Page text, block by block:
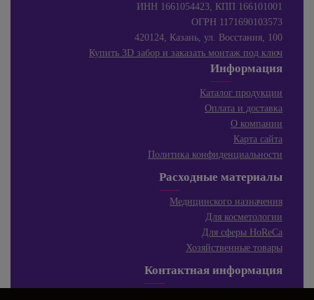
ИНН 1661054423, КПП 166101001
ОГРН 1171690103573
420124, Казань, ул. Восстания, 100
Купить 3D забор и заказать монтаж под ключ
Информация
Каталог продукции
Оплата и доставка
О компании
Карта сайта
Политика конфиденциальности
Расходные материалы
Медицинского назначения
Для косметологии
Для сферы HoReCa
Хозяйственные товары
Контактная информация